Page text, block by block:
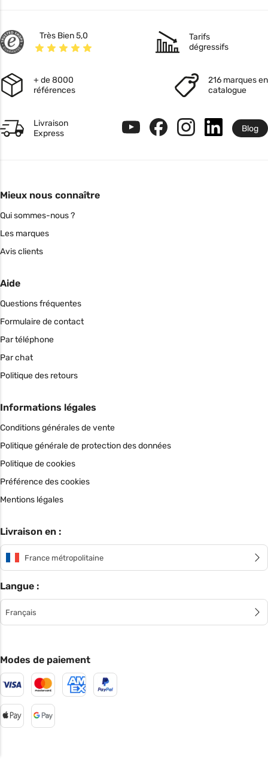
Très Bien 5,0
Tarifs
dégressifs
+ de 8000
références
216 marques en
catalogue
Livraison
Express
Blog
Mieux nous connaître
Qui sommes-nous ?
Les marques
Avis clients
Aide
Questions fréquentes
Formulaire de contact
Par téléphone
Par chat
Politique des retours
Informations légales
Conditions générales de vente
Politique générale de protection des données
Politique de cookies
Préférence des cookies
Mentions légales
Livraison en :
France métropolitaine
Langue :
Français
Modes de paiement